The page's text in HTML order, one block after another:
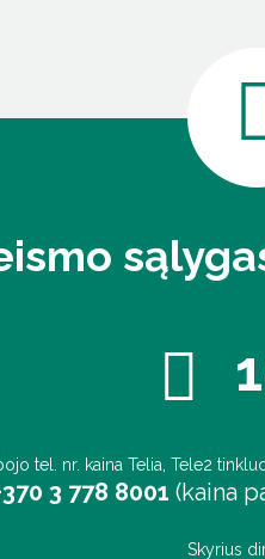
tel. nr. kaina Telia, Tele2
3 778 8001 (kaina
Skyrius